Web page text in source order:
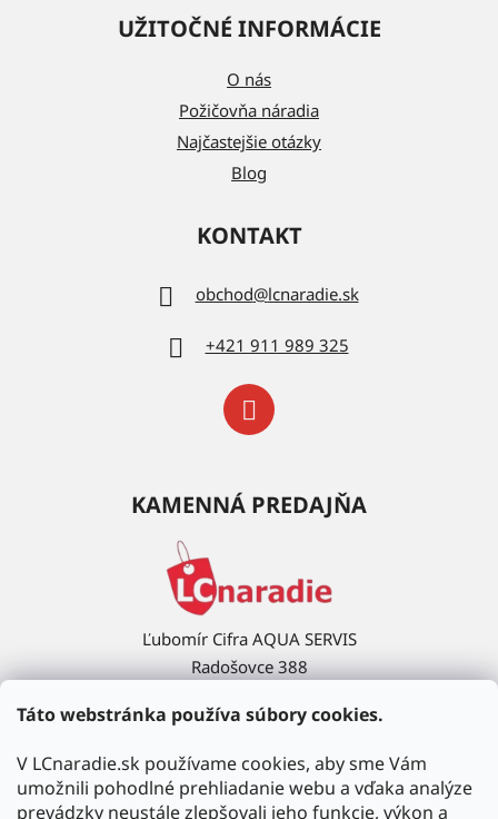
Táto webstránka používa súbory cookies.
V LCnaradie.sk používame cookies, aby sme Vám
umožnili pohodlné prehliadanie webu a vďaka analýze
prevádzky neustále zlepšovali jeho funkcie, výkon a
UŽITOČNÉ INFORMÁCIE
O nás
Požičovňa náradia
Najčastejšie otázky
Blog
KONTAKT
obchod@lcnaradie.sk
+421 911 989 325
KAMENNÁ PREDAJŇA
Ľubomír Cifra AQUA SERVIS
Radošovce 388